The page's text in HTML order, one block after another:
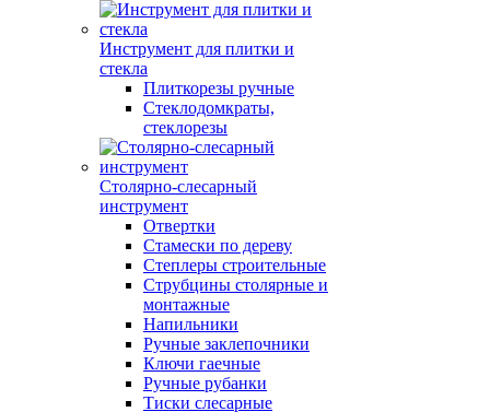
Инструмент для плитки и
стекла
Плиткорезы ручные
Стеклодомкраты,
стеклорезы
Столярно-слесарный
инструмент
Отвертки
Стамески по дереву
Степлеры строительные
Струбцины столярные и
монтажные
Напильники
Ручные заклепочники
Ключи гаечные
Ручные рубанки
Тиски слесарные